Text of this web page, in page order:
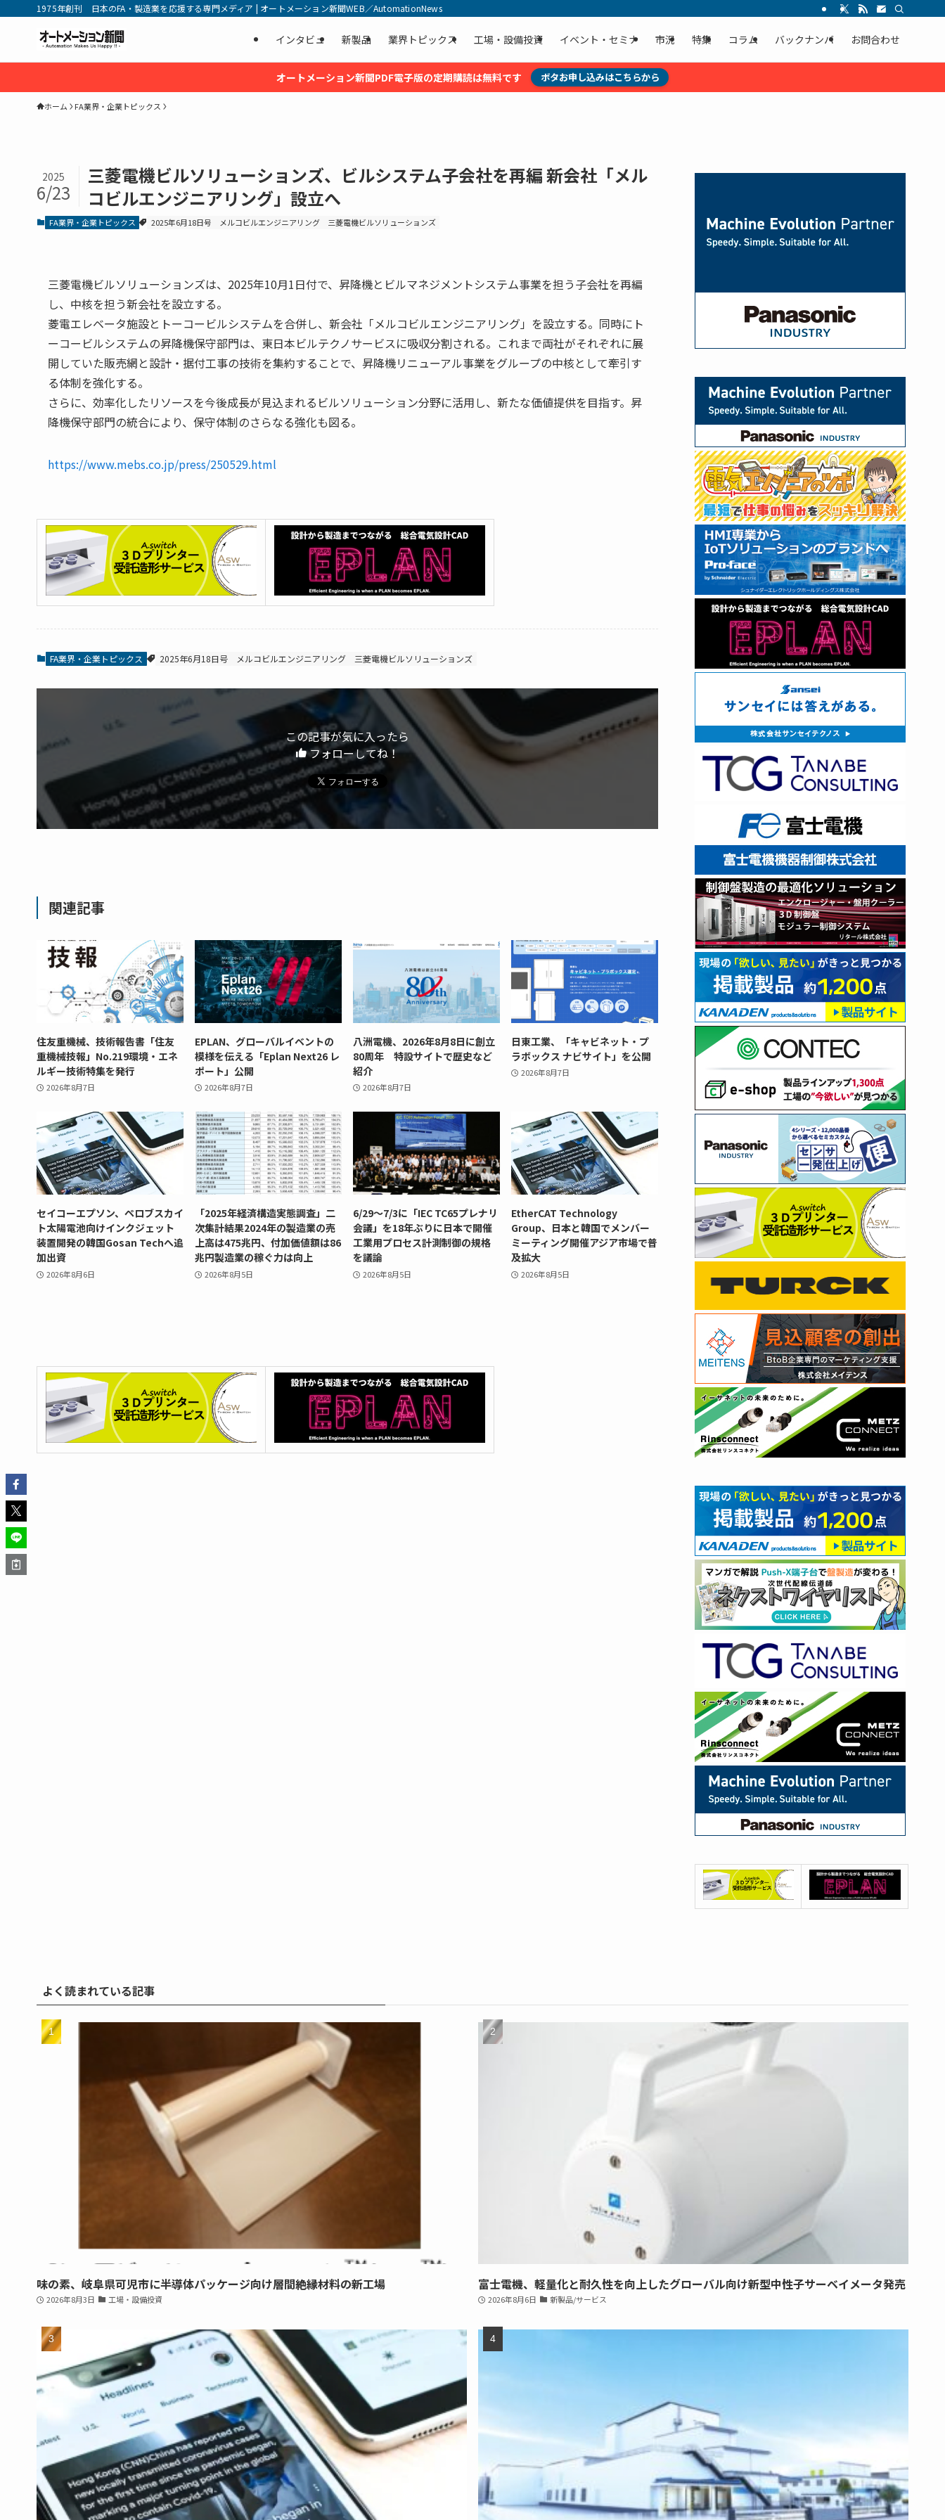
1975年創刊 日本のFA・製造業を応援する専門メディア | オートメーション新聞WEB／AutomationNews
インタビュ 新製品 業界トピックス 工場・設備投資 イベント・セミナ 市況 特集 コラム バックナンバ お問合わせ
オートメーション新聞PDF電子版の定期購読は無料です ボタお申し込みはこちらから
ホーム FA業界・企業トピックス
三菱電機ビルソリューションズ、ビルシステム子会社を再編 新会社「メル
コビルエンジニアリング」設立へ
2025
6/23
FA業界・企業トピックス 2025年6月18日号 メルコビルエンジニアリング 三菱電機ビルソリューションズ
三菱電機ビルソリューションズは、2025年10月1日付で、昇降機とビルマネジメントシステム事業を担う子会社を再編
し、中核を担う新会社を設立する。
菱電エレベータ施設とトーコービルシステムを合併し、新会社「メルコビルエンジニアリング」を設立する。同時にト
ーコービルシステムの昇降機保守部門は、東日本ビルテクノサービスに吸収分割される。これまで両社がそれぞれに展
開していた販売網と設計・据付工事の技術を集約することで、昇降機リニューアル事業をグループの中核として牽引す
る体制を強化する。
さらに、効率化したリソースを今後成長が見込まれるビルソリューション分野に活用し、新たな価値提供を目指す。昇
降機保守部門の統合により、保守体制のさらなる強化も図る。
https://www.mebs.co.jp/press/250529.html
FA業界・企業トピックス 2025年6月18日号 メルコビルエンジニアリング 三菱電機ビルソリューションズ
この記事が気に入ったら
フォローしてね！
関連記事
住友重機械、技術報告書「住友
重機械技報」No.219環境・エネ
ルギー技術特集を発行
2026年8月7日
EPLAN、グローバルイベントの
模様を伝える「Eplan Next26 レ
ポート」公開
2026年8月7日
八洲電機、2026年8月8日に創立
80周年 特設サイトで歴史など
紹介
2026年8月7日
日東工業、「キャビネット・プ
ラボックス ナビサイト」を公開
2026年8月7日
セイコーエプソン、ペロブスカイ
ト太陽電池向けインクジェット
装置開発の韓国Gosan Techへ追
加出資
2026年8月6日
「2025年経済構造実態調査」二
次集計結果2024年の製造業の売
上高は475兆円、付加価値額は86
兆円製造業の稼ぐ力は向上
2026年8月5日
6/29～7/3に「IEC TC65プレナリ
会議」を18年ぶりに日本で開催
工業用プロセス計測制御の規格
を議論
2026年8月5日
EtherCAT Technology
Group、日本と韓国でメンバー
ミーティング開催アジア市場で普
及拡大
2026年8月5日
よく読まれている記事
味の素、岐阜県可児市に半導体パッケージ向け層間絶縁材料の新工場
2026年8月3日 工場・設備投資
富士電機、軽量化と耐久性を向上したグローバル向け新型中性子サーベイメータ発売
2026年8月6日 新製品/サービス